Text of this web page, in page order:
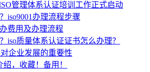
管理体系认证培训工作正式启动
iso9001办理流程步骤
费用及办理流程
iso质量体系认证证书怎么办理？
企业发展的重要性
，收藏！备用！